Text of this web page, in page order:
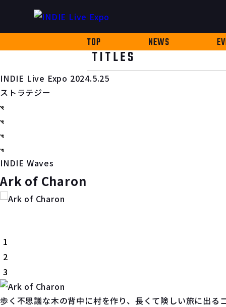
TOP NEWS
TITLES
INDIE Live Expo 2024.5.25
ストラテジー
INDIE Waves
Ark of Charon
1
2
3
歩く不思議な木の背中に村を作り、長くて険しい旅に出る